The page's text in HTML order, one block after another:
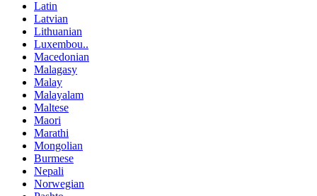
Latin
Latvian
Lithuanian
Luxembou..
Macedonian
Malagasy
Malay
Malayalam
Maltese
Maori
Marathi
Mongolian
Burmese
Nepali
Norwegian